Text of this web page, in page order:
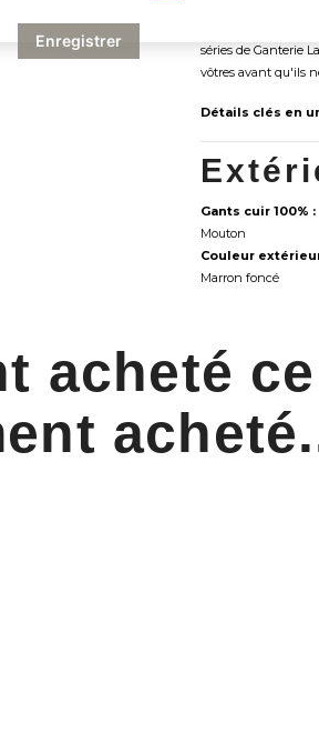
Taille limitée
séries de Ganterie
vôtres avant qu'ils
Détails clés en
Gants cuir 100% :
Mouton
Couleur
Marron foncé
acheté
Enregistrer